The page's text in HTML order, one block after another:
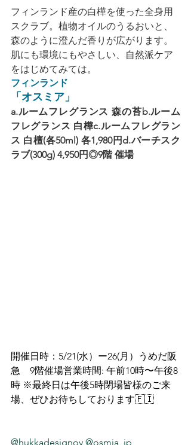
フィンランド産の白樺を使った全身用
スクラブ。植物オイルのうるおいと、
森のように澄んだ香りが広がります。
肌にも環境にもやさしい、自然派ケア
をはじめてみては。
フィンランド
「オスミア」
a.ルームフレグランス 森の苔b.ルーム
フレグランス 白樺c.ルームフレグラン
ス 白檀(各50ml) 各1,980円d.バーチスク
ラブ(300g) 4,950円◎9階 催場
開催日時：5/21(水）ー26(月）うめだ阪
急　9階催場営業時間: 午前10時〜午後8
時 ※最終日は午後5時閉場皆様のご来
場、ぜひお待ちしております🇫🇮
@hukkadesignoy @osmia_jp